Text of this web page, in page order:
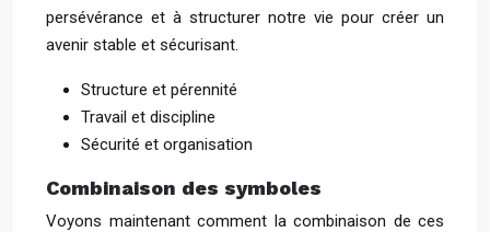
persévérance et à structurer notre vie pour créer un
avenir stable et sécurisant.
Structure et pérennité
Travail et discipline
Sécurité et organisation
Combinaison des symboles
Voyons maintenant comment la combinaison de ces